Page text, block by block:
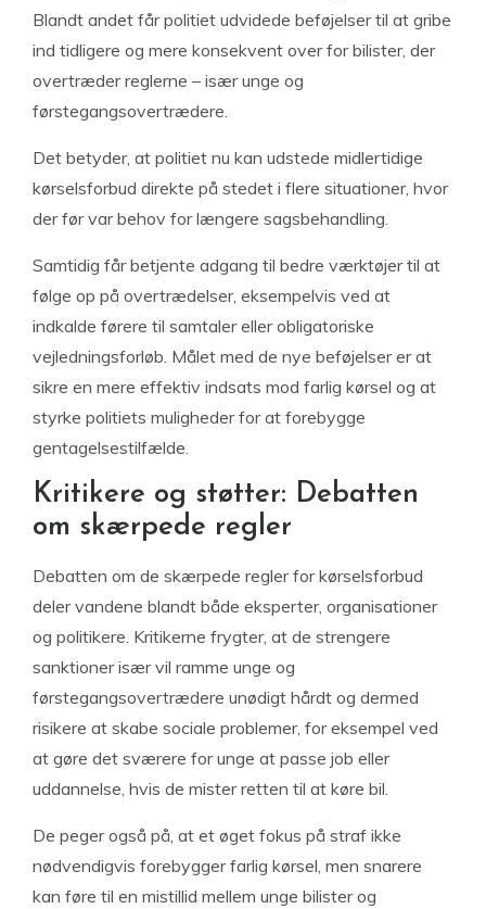
Blandt andet får politiet udvidede beføjelser til at gribe
ind tidligere og mere konsekvent over for bilister, der
overtræder reglerne – især unge og
førstegangsovertrædere.
Det betyder, at politiet nu kan udstede midlertidige
kørselsforbud direkte på stedet i flere situationer, hvor
der før var behov for længere sagsbehandling.
Samtidig får betjente adgang til bedre værktøjer til at
følge op på overtrædelser, eksempelvis ved at
indkalde førere til samtaler eller obligatoriske
vejledningsforløb. Målet med de nye beføjelser er at
sikre en mere effektiv indsats mod farlig kørsel og at
styrke politiets muligheder for at forebygge
gentagelsestilfælde.
Kritikere og støtter: Debatten
om skærpede regler
Debatten om de skærpede regler for kørselsforbud
deler vandene blandt både eksperter, organisationer
og politikere. Kritikerne frygter, at de strengere
sanktioner især vil ramme unge og
førstegangsovertrædere unødigt hårdt og dermed
risikere at skabe sociale problemer, for eksempel ved
at gøre det sværere for unge at passe job eller
uddannelse, hvis de mister retten til at køre bil.
De peger også på, at et øget fokus på straf ikke
nødvendigvis forebygger farlig kørsel, men snarere
kan føre til en mistillid mellem unge bilister og